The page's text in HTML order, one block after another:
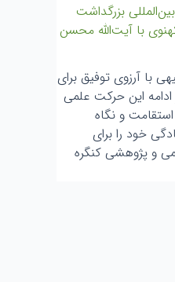
بزرگداشت
با آیت‌الله محسن
با آرزوی توفیق برای
ادامه این حرکت علمی
و نگاه
خود را برای
و پژوهشی کنگره